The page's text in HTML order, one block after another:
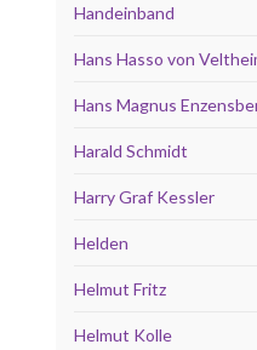
Handeinband
Hans Hasso von
Hans Magnus
Harald Schmidt
Harry Graf Kessler
Helden
Helmut Fritz
Helmut Kolle